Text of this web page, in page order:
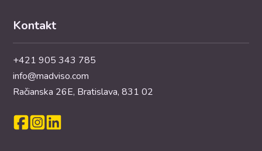
Kontakt
+421 905 343 785
info@madviso.com
Račianska 26E, Bratislava, 831 02